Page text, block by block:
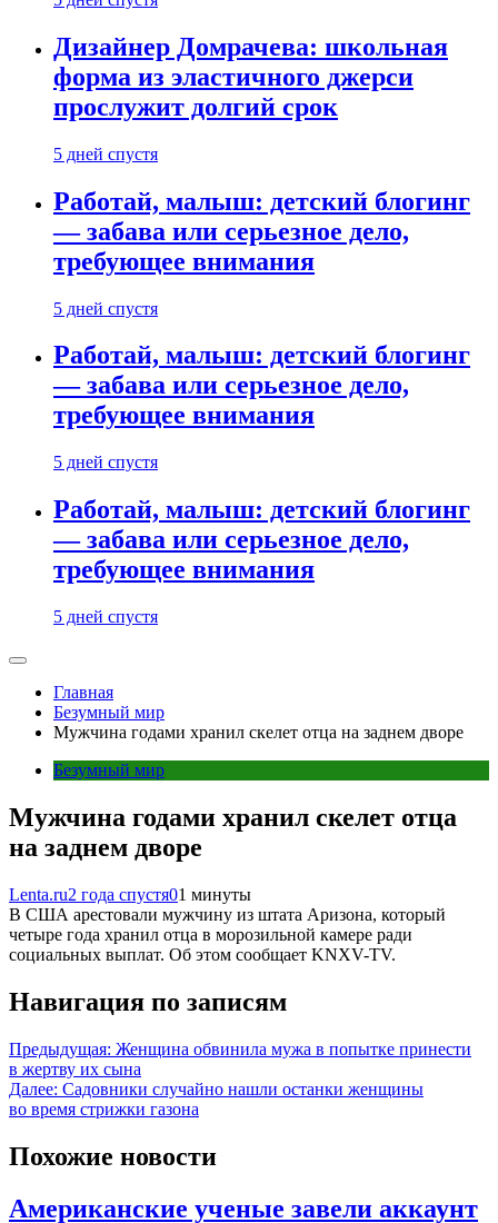
Дизайнер Домрачева: школьная
форма из эластичного джерси
прослужит долгий срок
5 дней спустя
Работай, малыш: детский блогинг
— забава или серьезное дело,
требующее внимания
5 дней спустя
Работай, малыш: детский блогинг
— забава или серьезное дело,
требующее внимания
5 дней спустя
Работай, малыш: детский блогинг
— забава или серьезное дело,
требующее внимания
5 дней спустя
Главная
Безумный мир
Мужчина годами хранил скелет отца на заднем дворе
Безумный мир
Мужчина годами хранил скелет отца
на заднем дворе
Lenta.ru2 года спустя01 минуты
В США арестовали мужчину из штата Аризона, который
четыре года хранил отца в морозильной камере ради
социальных выплат. Об этом сообщает KNXV-TV.
Навигация по записям
Предыдущая: Женщина обвинила мужа в попытке принести
в жертву их сына
Далее: Садовники случайно нашли останки женщины
во время стрижки газона
Похожие новости
Американские ученые завели аккаунт